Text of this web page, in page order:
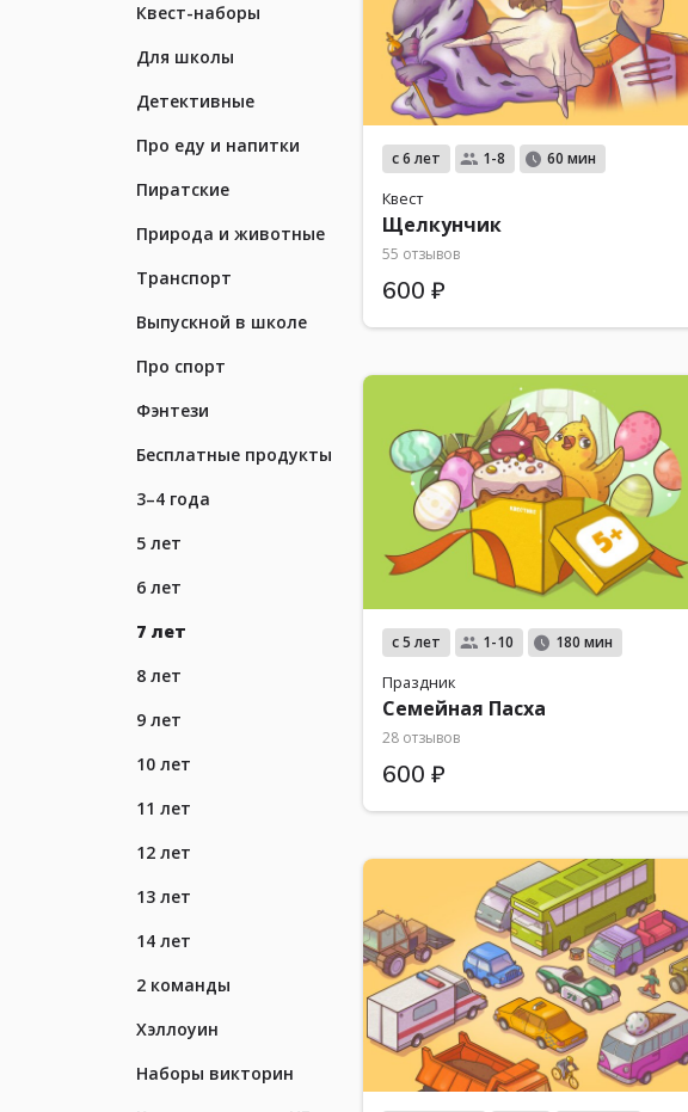
Квест-наборы
Для школы
Детективные
Про еду и напитки
Пиратские
Природа и животные
Транспорт
Выпускной в школе
Про спорт
Фэнтези
Бесплатные продукты
3–4 года
5 лет
6 лет
7 лет
8 лет
9 лет
10 лет
11 лет
12 лет
13 лет
14 лет
2 команды
Хэллоуин
Наборы викторин
с 6 лет 1-8 60 мин
Квест
Щелкунчик
55 отзывов
600 ₽
с 5 лет 1-10 180 мин
Праздник
Семейная Пасха
28 отзывов
600 ₽